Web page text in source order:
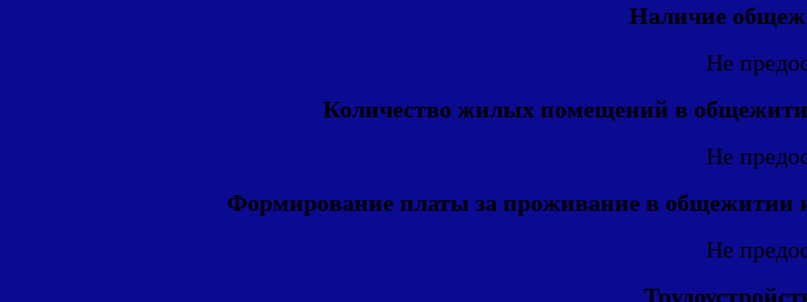
Наличие
Не
Количество жилых помещений в
Не
Формирование платы за проживание в общежитии
Не